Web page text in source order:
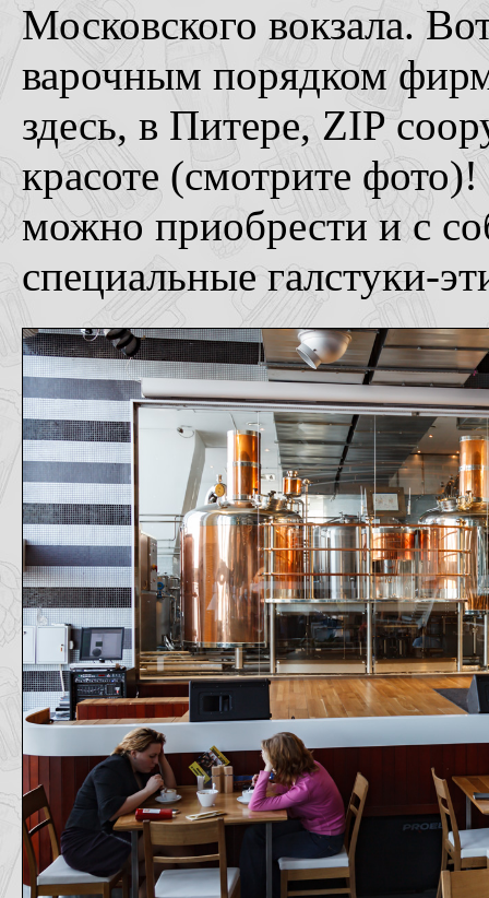
Московского вокзала.
варочным порядком
здесь, в Питере, ZIP
красоте (смотрите
можно приобрести и с
специальные галстуки-